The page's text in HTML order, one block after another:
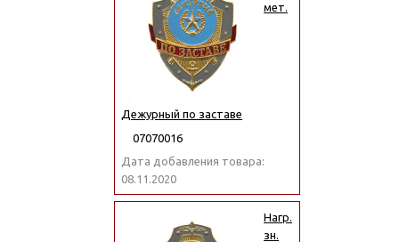
мет.
Дежурный по заставе
07070016
Дата добавления товара:
08.11.2020
Нагр.
зн.